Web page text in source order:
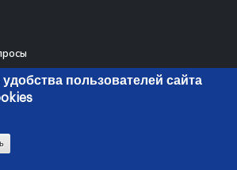
связи и информатизации Республики
пользователей сайта